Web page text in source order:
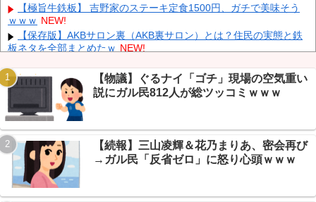
中国「台風接近！」台風13号「三峡直撃予測」中国「上流大洪
水！（三峡上流」中国都市「8/5の映像（動画」三峡ダム「緊急放流
（決壊危機」中国「下流大水害（震え声」→
NEW!
中国とロシア海軍艦艇4隻が日本列島を一周…防衛省が全航路を
Powered by livedoor 相互RSS
【極旨牛鉄板】 吉野家のステーキ定食1500円、ガチで美味そう
ｗｗｗ NEW!
【保存版】AKBサロン裏（AKB裏サロン）とは？住民の実態と鉄
板ネタを全部まとめたｗ NEW!
年経って見に行くと…「！？」衝撃の光景が・・・ NEW!
【朗報】有明、甲子園で9回大逆転勝利→熊本地震ふまえた応援
に芸スポ+民「おめでとうと言いたい」ｗｗｗ
【朗報】DAZN加入者まさかの5倍増、W杯視聴6700万人に芸ス
ポ+民「退会数は？」ｗｗｗ NEW!
【悲報】PC自作勢「マザボ交換しただけ」でWindows消滅→スレ
民「500円Windowsでいい？」で煽られるｗｗｗ NEW!
【悲報】いい大人が電子レンジの仕組みわかってない件→「ある
あるｗｗｗ」共感の連鎖で大カオスｗｗｗ
【物議】ぐるナイ「ゴチ」現場の空気重い
説にガル民812人が総ツッコミｗｗｗ
【続報】三山凌輝＆花乃まりあ、密会再び
→ガル民「反省ゼロ」に怒り心頭ｗｗｗ